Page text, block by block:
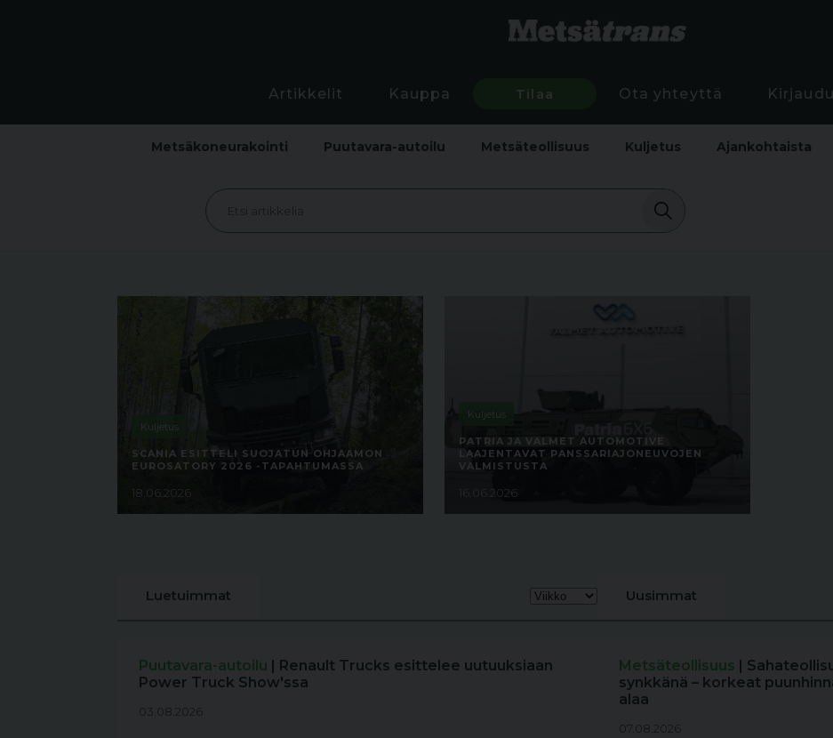
Artikkelit Kauppa Tilaa Ota yhteyttä
Metsäkoneurakointi Puutavara-autoilu Metsäteollisuus Kuljetus Ajankohtaista
Kuljetus
SCANIA ESITTELI SUOJATUN OHJAAMON
EUROSATORY 2026 -TAPAHTUMASSA
18.06.2026
Kuljetus
PATRIA JA VALMET AUTOMOTIVE
LAAJENTAVAT PANSSARIAJONEUVOJEN
VALMISTUSTA
16.06.2026
Luetuimmat
Puutavara-autoilu | Renault Trucks esittelee uutuuksiaan
Power Truck Show'ssa
03.08.2026
Uusimmat
Metsäteollisuus |
synkkänä – korkeat
alaa
07.08.2026